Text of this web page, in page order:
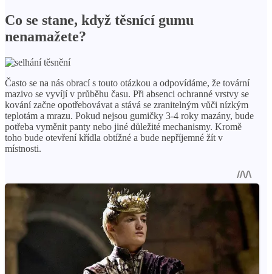
Co se stane, když těsnící gumu
nenamažete?
Často se na nás obrací s touto otázkou a odpovídáme, že tovární
mazivo se vyvíjí v průběhu času. Při absenci ochranné vrstvy se
kování začne opotřebovávat a stává se zranitelným vůči nízkým
teplotám a mrazu. Pokud nejsou gumičky 3-4 roky mazány, bude
potřeba vyměnit panty nebo jiné důležité mechanismy. Kromě
toho bude otevření křídla obtížné a bude nepříjemné žít v
místnosti.